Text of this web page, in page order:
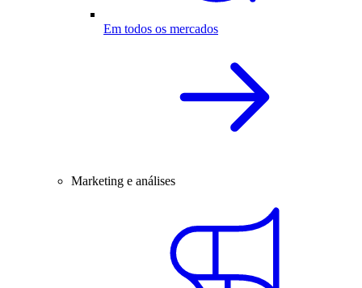
Em todos os mercados
Marketing e análises